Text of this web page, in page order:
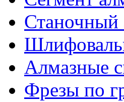
Станочный
Алмазные
Фрезы по